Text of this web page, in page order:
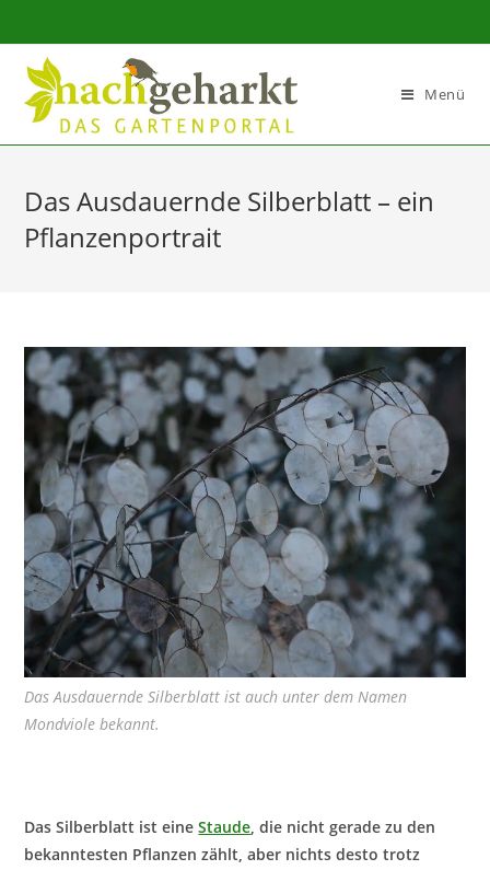
Sidebar-
Inhalt
Menü
Das Ausdauernde Silberblatt – ein
Pflanzenportrait
Das Ausdauernde Silberblatt ist auch unter dem Namen
Mondviole bekannt.
Das Silberblatt ist eineStaude, die nicht gerade zu den
bekanntesten Pflanzen zählt, aber nichts desto trotz